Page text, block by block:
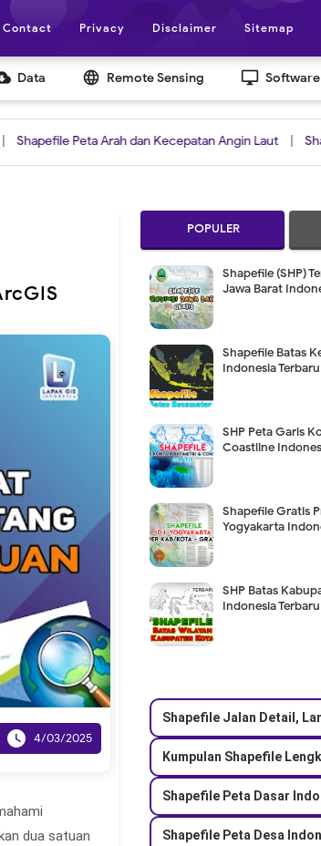
Contact Privacy Disclaimer Sitemap
Data language Remote Sensing desktop_windows Software
Peta Arah dan Kecepatan Angin Laut | Shapefile
 4/03/2025
dua satuan
POPULER
Shapefile (SHP)
Jawa Barat
Shapefile Batas
Indonesia Terbaru
SHP Peta Garis
Coastline
Shapefile Gratis
Yogyakarta
SHP Batas
Indonesia Terbaru
Shapefile Jalan Detail,
Kumpulan Shapefile
Shapefile Peta Dasar
Shapefile Peta Desa